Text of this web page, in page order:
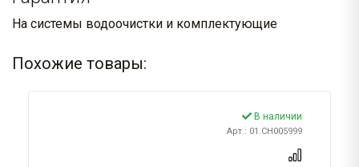
На системы водоочистки и комплектующие
Похожие товары:
В наличии
Арт.: 01.CH005999